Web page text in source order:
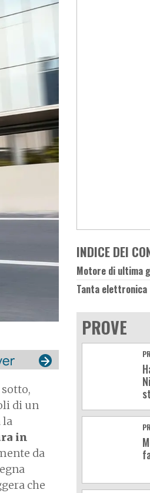
di un
la
in
da
che
INDICE DEI
Motore di ultima
Tanta elettronica
PROVE